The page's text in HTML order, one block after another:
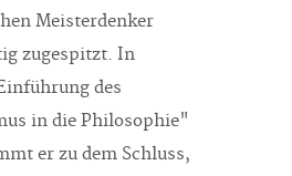
Meisterdenker
zugespitzt. In
des
in die Philosophie"
er zu dem Schluss,